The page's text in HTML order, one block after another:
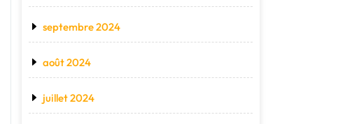
septembre 2024
août 2024
juillet 2024